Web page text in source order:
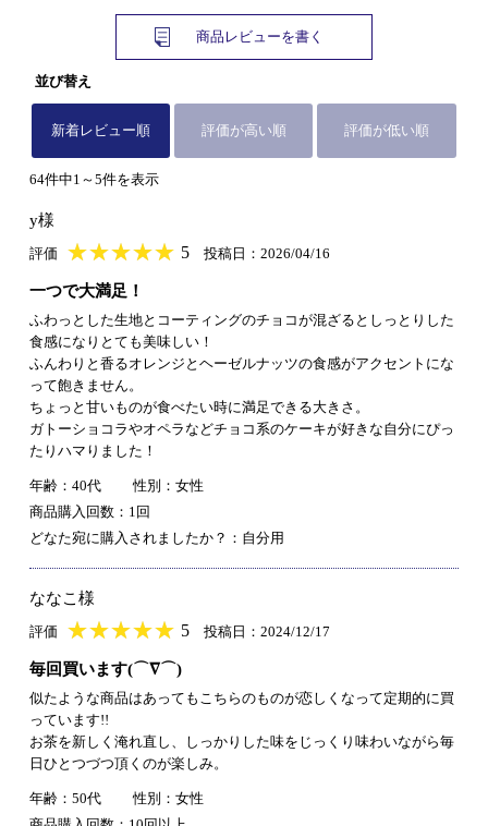
商品レビューを書く
並び替え
新着レビュー順 評価が高い順 評価が低い順
64件中1～5件を表示
y様
評価 ★★★★★
★★★★★ 5 投稿日：2026/04/16
一つで大満足！
ふわっとした生地とコーティングのチョコが混ざるとしっとりした
食感になりとても美味しい！
ふんわりと香るオレンジとヘーゼルナッツの食感がアクセントにな
って飽きません。
ちょっと甘いものが食べたい時に満足できる大きさ。
ガトーショコラやオペラなどチョコ系のケーキが好きな自分にぴっ
たりハマりました！
年齢：40代
性別：女性
商品購入回数：1回
どなた宛に購入されましたか？：自分用
ななこ様
評価 ★★★★★
★★★★★ 5 投稿日：2024/12/17
毎回買います(⌒∇⌒)
似たような商品はあってもこちらのものが恋しくなって定期的に買
っています!!
お茶を新しく淹れ直し、しっかりした味をじっくり味わいながら毎
日ひとつづつ頂くのが楽しみ。
年齢：50代
性別：女性